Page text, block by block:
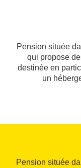
Pension située
qui propose
destinée en
un
Pension située